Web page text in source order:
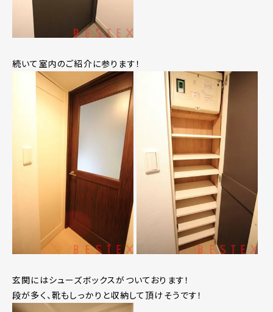
続いて室内のご紹介に参ります！
玄関にはシューズボックスがついております！
段が多く、靴もしっかりと収納して頂けそうです！